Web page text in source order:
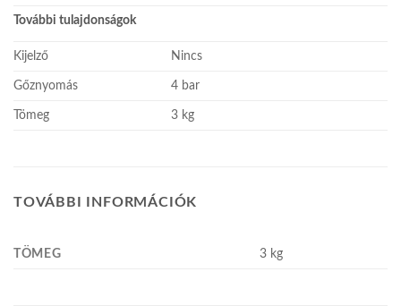
További tulajdonságok
Kijelző Nincs
Gőznyomás 4 bar
Tömeg 3 kg
TOVÁBBI INFORMÁCIÓK
TÖMEG 3 kg